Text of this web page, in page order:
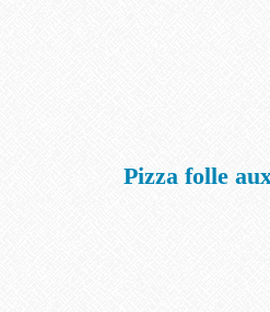
Pizza folle